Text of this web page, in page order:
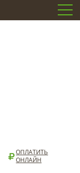
ОПЛАТИТЬ
ОНЛАЙН